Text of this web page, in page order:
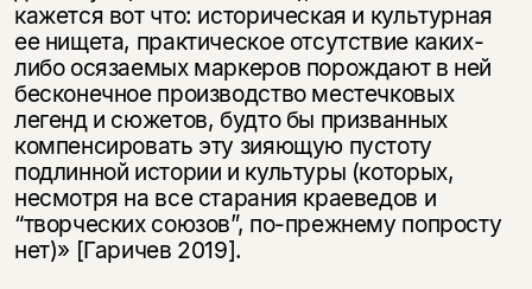
кажется вот что: историческая и культурная
ее нищета, практическое отсутствие каких-
либо осязаемых маркеров порождают в ней
бесконечное производство местечковых
легенд и сюжетов, будто бы призванных
компенсировать эту зияющую пустоту
подлинной истории и культуры (которых,
несмотря на все старания краеведов и
“творческих союзов”, по-прежнему попросту
нет)» [Гаричев 2019].